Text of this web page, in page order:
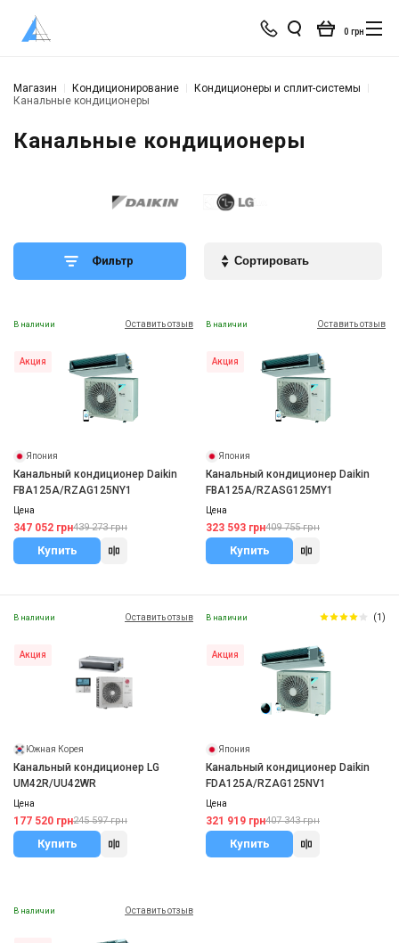
0 грн
Магазин Кондиционирование
Кондиционеры и сплит-системы
Канальные кондиционеры
Канальные кондиционеры
Фильтр
В наличии Оставить отзыв
Акция
Япония
Канальный кондиционер Daikin
FBA125A/RZAG125NY1
Цена
347 052 грн439 273 грн
Купить
В наличии Оставить отзыв
Акция
Япония
Канальный кондиционер Daikin
FBA125A/RZASG125MY1
Цена
323 593 грн409 755 грн
Купить
В наличии Оставить отзыв
Акция
Южная Корея
Канальный кондиционер LG
UM42R/UU42WR
Цена
177 520 грн245 597 грн
Купить
В наличии (1)
Акция
Япония
Канальный кондиционер Daikin
FDA125A/RZAG125NV1
Цена
321 919 грн407 343 грн
Купить
В наличии Оставить отзыв